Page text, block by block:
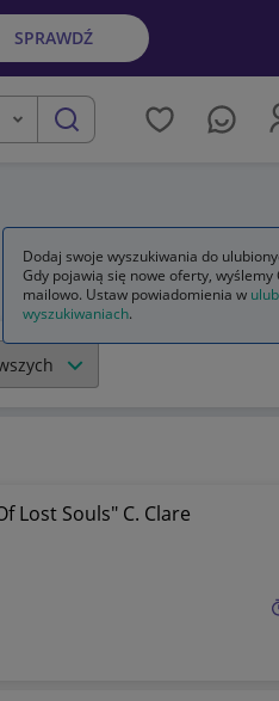
SPRAWDŹ
szukaj
Lost Souls" C. Clare
Dodaj swoje wyszukiwania do
Gdy pojawią się nowe oferty, wyślemy
mailowo. Ustaw powiadomienia w
wyszukiwaniach.